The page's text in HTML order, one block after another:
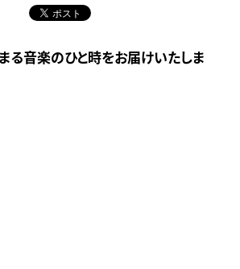
る音楽のひと時をお届けいたしま